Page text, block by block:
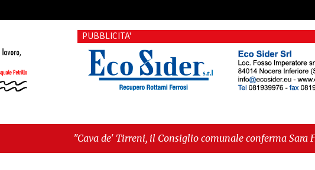
PUBBLICITA'
"Cava de' Tirreni, il Consiglio comunale conferma Sara Fariello.
"Vietri sul Mare, giornata storica: la ceramica ammessa alla fase europea